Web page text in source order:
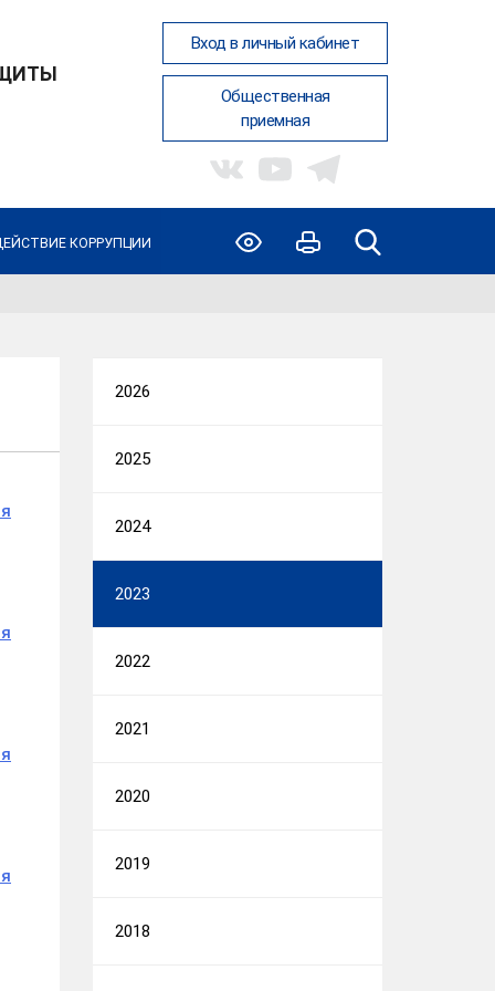
Вход в личный кабинет
Общественная
приемная
КОРРУПЦИИ
2026
2025
2024
2023
2022
2021
2020
2019
2018